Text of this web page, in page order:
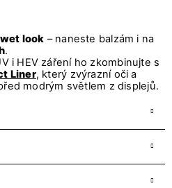
look – naneste balzám i na
.
i HEV záření ho zkombinujte s
Liner, který zvýrazní oči a
modrým světlem z displejů.